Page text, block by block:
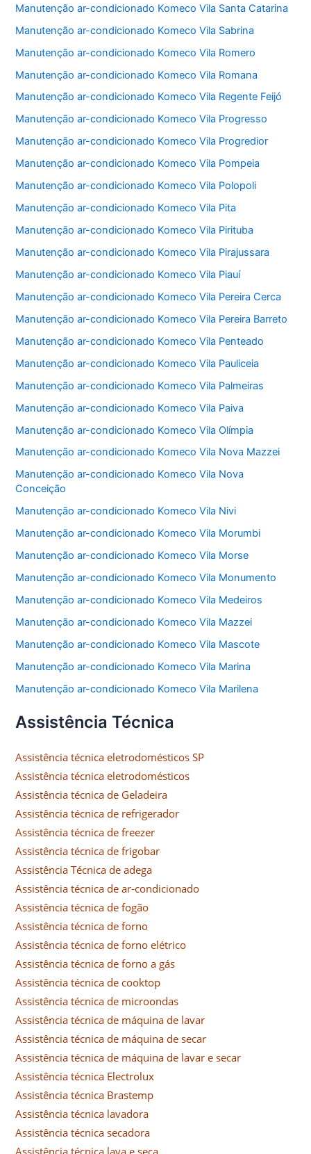
Manutenção ar-condicionado Komeco Vila Santa Catarina
Manutenção ar-condicionado Komeco Vila Sabrina
Manutenção ar-condicionado Komeco Vila Romero
Manutenção ar-condicionado Komeco Vila Romana
Manutenção ar-condicionado Komeco Vila Regente Feijó
Manutenção ar-condicionado Komeco Vila Progresso
Manutenção ar-condicionado Komeco Vila Progredior
Manutenção ar-condicionado Komeco Vila Pompeia
Manutenção ar-condicionado Komeco Vila Polopoli
Manutenção ar-condicionado Komeco Vila Pita
Manutenção ar-condicionado Komeco Vila Pirituba
Manutenção ar-condicionado Komeco Vila Pirajussara
Manutenção ar-condicionado Komeco Vila Piauí
Manutenção ar-condicionado Komeco Vila Pereira Cerca
Manutenção ar-condicionado Komeco Vila Pereira Barreto
Manutenção ar-condicionado Komeco Vila Penteado
Manutenção ar-condicionado Komeco Vila Pauliceia
Manutenção ar-condicionado Komeco Vila Palmeiras
Manutenção ar-condicionado Komeco Vila Paiva
Manutenção ar-condicionado Komeco Vila Olímpia
Manutenção ar-condicionado Komeco Vila Nova Mazzei
Manutenção ar-condicionado Komeco Vila Nova
Conceição
Manutenção ar-condicionado Komeco Vila Nivi
Manutenção ar-condicionado Komeco Vila Morumbi
Manutenção ar-condicionado Komeco Vila Morse
Manutenção ar-condicionado Komeco Vila Monumento
Manutenção ar-condicionado Komeco Vila Medeiros
Manutenção ar-condicionado Komeco Vila Mazzei
Manutenção ar-condicionado Komeco Vila Mascote
Manutenção ar-condicionado Komeco Vila Marina
Manutenção ar-condicionado Komeco Vila Marilena
Assistência Técnica
Assistência técnica eletrodomésticos SP
Assistência técnica eletrodomésticos
Assistência técnica de Geladeira
Assistência técnica de refrigerador
Assistência técnica de freezer
Assistência técnica de frigobar
Assistência Técnica de adega
Assistência técnica de ar-condicionado
Assistência técnica de fogão
Assistência técnica de forno
Assistência técnica de forno elétrico
Assistência técnica de forno a gás
Assistência técnica de cooktop
Assistência técnica de microondas
Assistência técnica de máquina de lavar
Assistência técnica de máquina de secar
Assistência técnica de máquina de lavar e secar
Assistência técnica Electrolux
Assistência técnica Brastemp
Assistência técnica lavadora
Assistência técnica secadora